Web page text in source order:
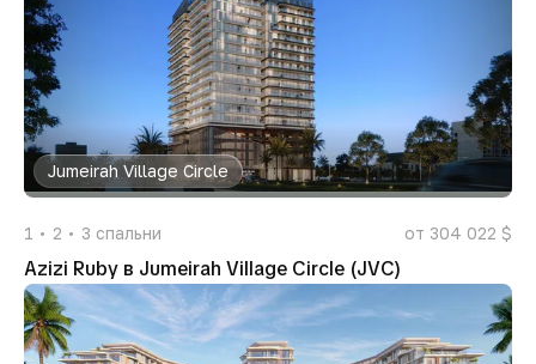
Jumeirah Village Circle
1 2 3 спальни от 304 022 $
Azizi Ruby в Jumeirah Village Circle (JVC)